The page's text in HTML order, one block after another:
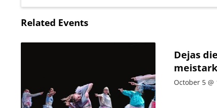
Related Events
Dejas
October 5 @